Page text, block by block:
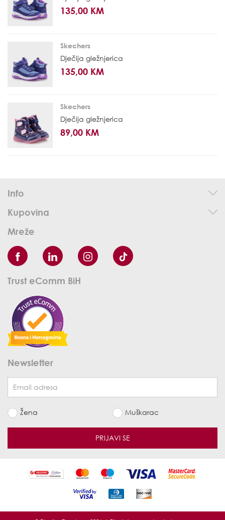
135,00 KM
Skechers
Dječija gležnjerica
135,00 KM
Skechers
Dječija gležnjerica
89,00 KM
Info
Kupovina
Mreže
Trust eComm BiH
Newsletter
Žena Muškarac
PRIJAVI SE